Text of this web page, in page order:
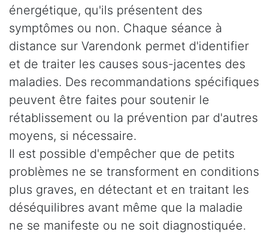
énergétique, qu'ils présentent des
symptômes ou non. Chaque séance à
distance sur Varendonk permet d'identifier
et de traiter les causes sous-jacentes des
maladies. Des recommandations spécifiques
peuvent être faites pour soutenir le
rétablissement ou la prévention par d'autres
moyens, si nécessaire.
Il est possible d'empêcher que de petits
problèmes ne se transforment en conditions
plus graves, en détectant et en traitant les
déséquilibres avant même que la maladie
ne se manifeste ou ne soit diagnostiquée.